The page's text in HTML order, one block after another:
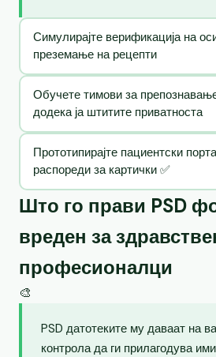
Симулирајте верификација на
преземање на рецепти
Обучете тимови за
додека ја штитите приватноста
Прототипирајте пациентски
распореди за картички ✅
Што го прави PSD
вреден за
професионалци
🎨
PSD датотеките му даваат на
контрола да ги прилагодува